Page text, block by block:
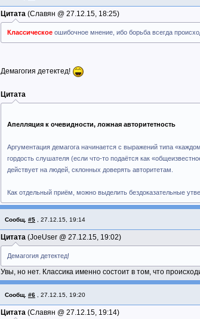
Цитата Славян @ 27.12.15, 18:25
Классическое ошибочное мнение, ибо борьба всегда
Демагогия детектед!
Цитата
Апелляция к очевидности, ложная авторитетность
Аргументация демагога начинается с выражений типа
гордость слушателя (если что-то подаётся как
действует на людей, склонных доверять авторитетам.
Как отдельный приём, можно выделить бездоказательные
Сообщ. #5 27.12.15, 19:14
Цитата JoeUser @ 27.12.15, 19:02
Демагогия детектед!
Увы, но нет. Классика именно состоит в том, что
Сообщ. #6 27.12.15, 19:20
Цитата Славян @ 27.12.15, 19:14